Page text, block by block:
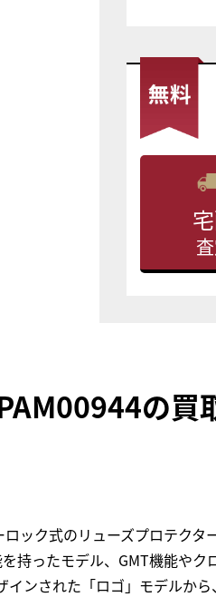
の買
ック式のリューズプロテク
持ったモデル、GMT機能や
ンされた「ロゴ」モデルか